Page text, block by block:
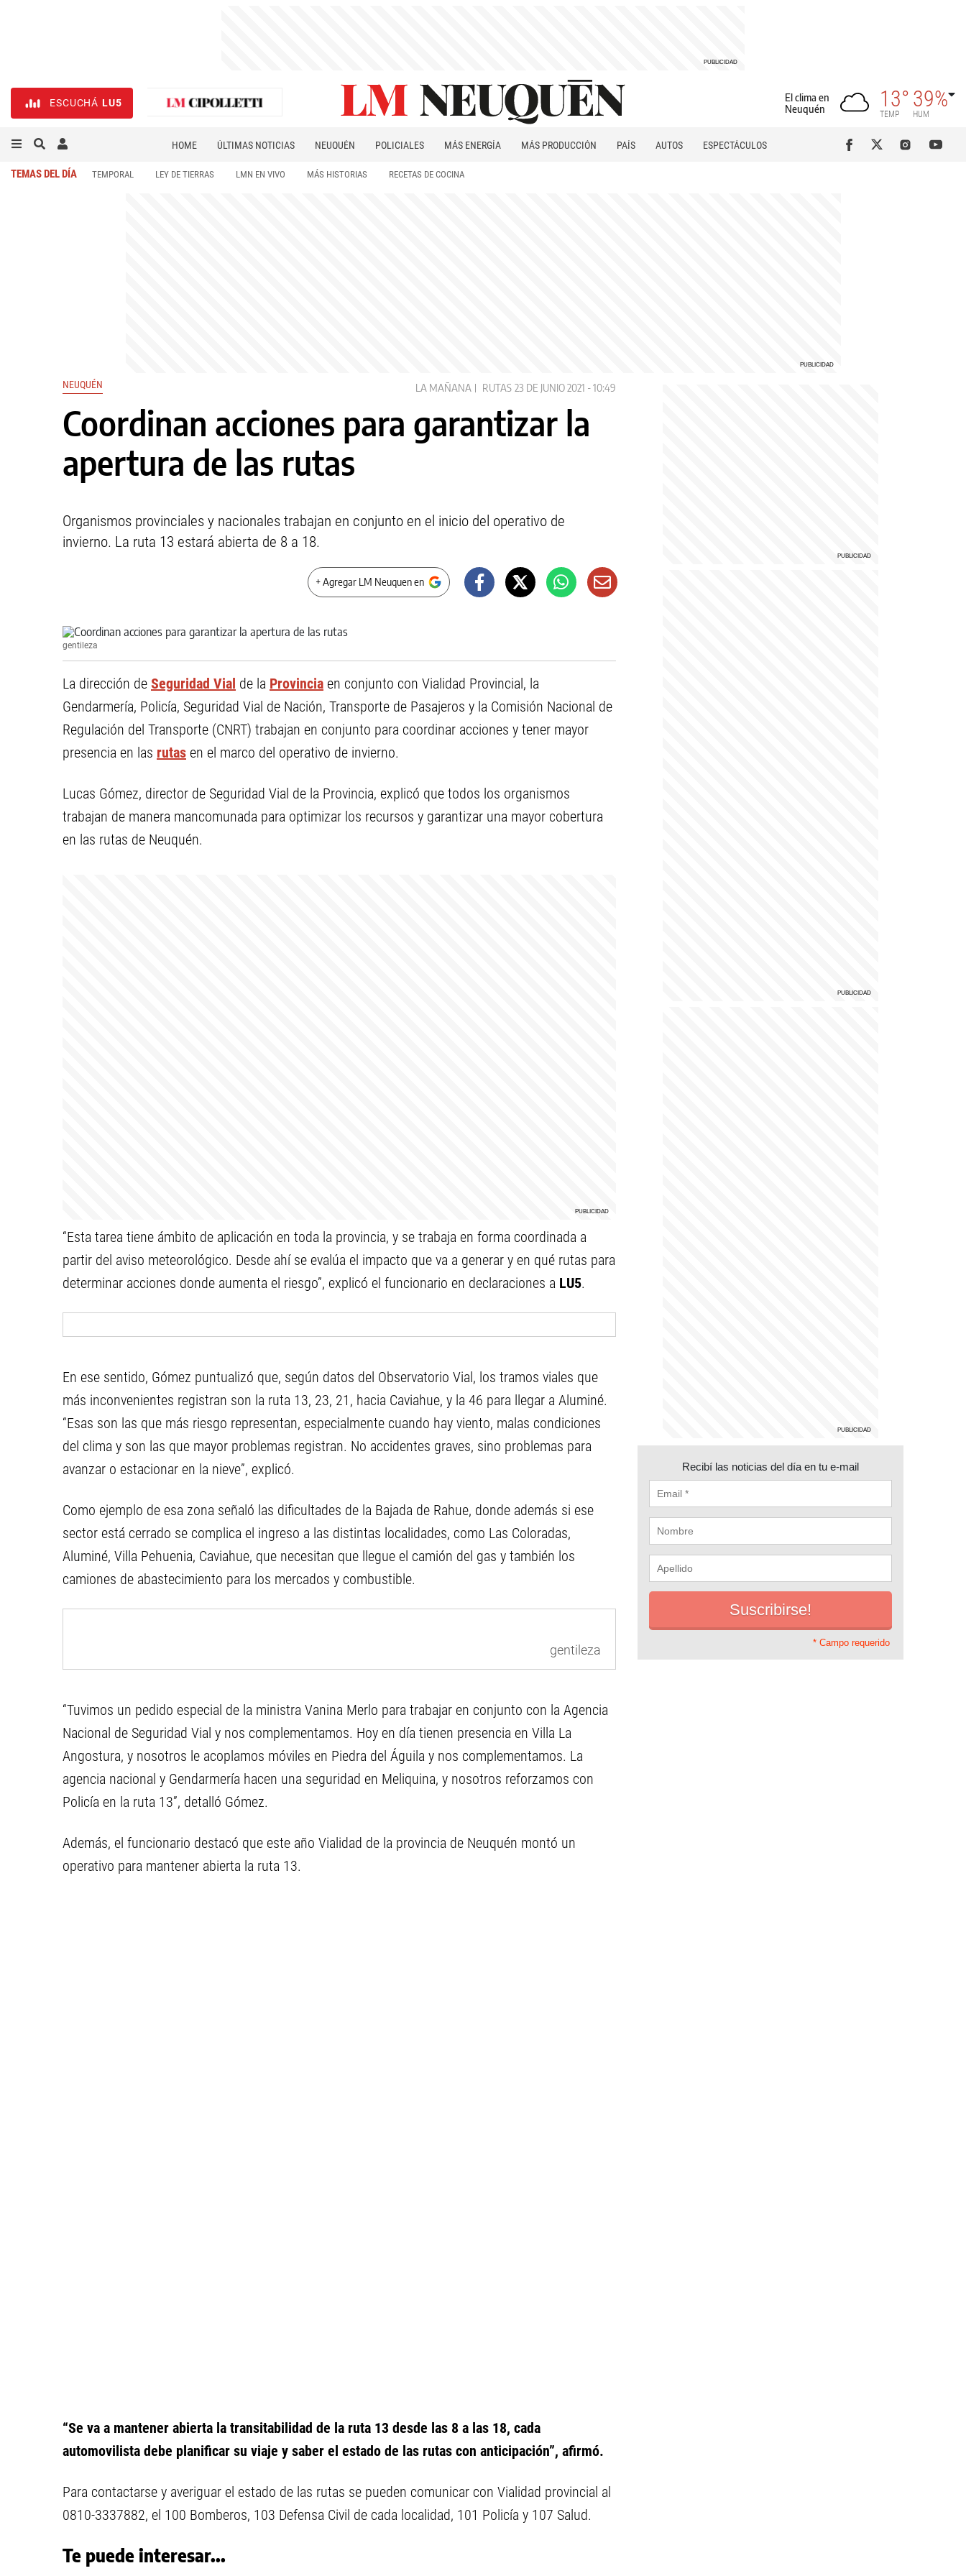
ESCUCHÁ LU5
El clima en
Neuquén
13°
TEMP
39%
HUM
HOME ÚLTIMAS NOTICIAS NEUQUÉN POLICIALES MÁS ENERGÍA MÁS PRODUCCIÓN PAÍS AUTOS
ESPECTÁCULOS
TEMAS DEL DÍA TEMPORAL LEY DE TIERRAS LMN EN VIVO MÁS HISTORIAS RECETAS DE COCINA
NEUQUÉN LA MAÑANA RUTAS 23 DE JUNIO 2021 - 10:49
Coordinan acciones para garantizar la
apertura de las rutas
Organismos provinciales y nacionales trabajan en conjunto en el inicio del operativo de
invierno. La ruta 13 estará abierta de 8 a 18.
+ Agregar LM Neuquen en
gentileza
La dirección de Seguridad Vial de la Provincia en conjunto con Vialidad Provincial, la
Gendarmería, Policía, Seguridad Vial de Nación, Transporte de Pasajeros y la Comisión Nacional de
Regulación del Transporte (CNRT) trabajan en conjunto para coordinar acciones y tener mayor
presencia en las rutas en el marco del operativo de invierno.
Lucas Gómez, director de Seguridad Vial de la Provincia, explicó que todos los organismos
trabajan de manera mancomunada para optimizar los recursos y garantizar una mayor cobertura
en las rutas de Neuquén.
“Esta tarea tiene ámbito de aplicación en toda la provincia, y se trabaja en forma coordinada a
partir del aviso meteorológico. Desde ahí se evalúa el impacto que va a generar y en qué rutas para
determinar acciones donde aumenta el riesgo”, explicó el funcionario en declaraciones a LU5.
En ese sentido, Gómez puntualizó que, según datos del Observatorio Vial, los tramos viales que
más inconvenientes registran son la ruta 13, 23, 21, hacia Caviahue, y la 46 para llegar a Aluminé.
“Esas son las que más riesgo representan, especialmente cuando hay viento, malas condiciones
del clima y son las que mayor problemas registran. No accidentes graves, sino problemas para
avanzar o estacionar en la nieve”, explicó.
Como ejemplo de esa zona señaló las dificultades de la Bajada de Rahue, donde además si ese
sector está cerrado se complica el ingreso a las distintas localidades, como Las Coloradas,
Aluminé, Villa Pehuenia, Caviahue, que necesitan que llegue el camión del gas y también los
camiones de abastecimiento para los mercados y combustible.
gentileza
“Tuvimos un pedido especial de la ministra Vanina Merlo para trabajar en conjunto con la Agencia
Nacional de Seguridad Vial y nos complementamos. Hoy en día tienen presencia en Villa La
Angostura, y nosotros le acoplamos móviles en Piedra del Águila y nos complementamos. La
agencia nacional y Gendarmería hacen una seguridad en Meliquina, y nosotros reforzamos con
Policía en la ruta 13”, detalló Gómez.
Además, el funcionario destacó que este año Vialidad de la provincia de Neuquén montó un
operativo para mantener abierta la ruta 13.
“Se va a mantener abierta la transitabilidad de la ruta 13 desde las 8 a las 18, cada
automovilista debe planificar su viaje y saber el estado de las rutas con anticipación”, afirmó.
Para contactarse y averiguar el estado de las rutas se pueden comunicar con Vialidad provincial al
0810-3337882, el 100 Bomberos, 103 Defensa Civil de cada localidad, 101 Policía y 107 Salud.
Te puede interesar...
Recibí las noticias del día en tu e-mail
* Campo requerido